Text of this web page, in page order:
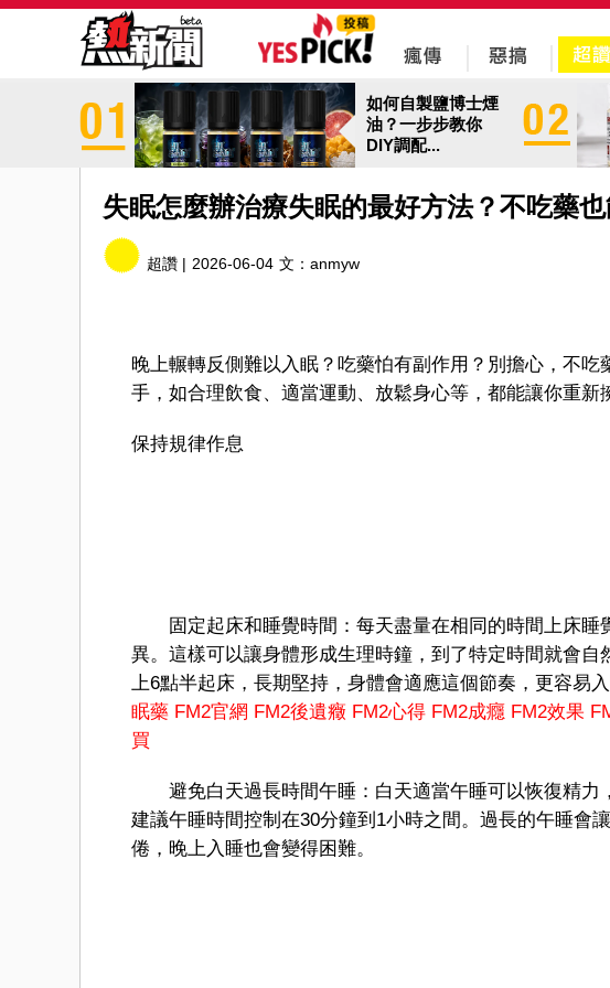
如何自製鹽博士煙
油？一步步教你
DIY調配...
失眠怎麼辦治療失眠的最好方法？不吃藥
超讚 | 2026-06-04 文： anmyw
晚上輾轉反側難以入眠？吃藥怕有副作用？別擔心，不
手，如合理飲食、適當運動、放鬆身心等，都能讓你重新
保持規律作息
固定起床和睡覺時間：每天盡量在相同的時間上床睡
異。這樣可以讓身體形成生理時鐘，到了特定時間就會
上6點半起床，長期堅持，身體會適應這個節奏，更容易入
眠藥 FM2官網 FM2後遺癥 FM2心得 FM2成癮 FM2效果
買
避免白天過長時間午睡：白天適當午睡可以恢復精力
建議午睡時間控制在30分鐘到1小時之間。過長的午睡會
倦，晚上入睡也會變得困難。